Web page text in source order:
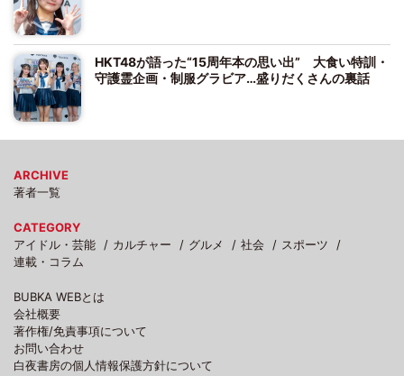
HKT48が語った“15周年本の思い出” 大食い特訓・
守護霊企画・制服グラビア…盛りだくさんの裏話
ARCHIVE
著者一覧
CATEGORY
アイドル・芸能
カルチャー グルメ 社会
スポーツ
連載・コラム
BUBKA WEBとは
会社概要
著作権/免責事項について
お問い合わせ
白夜書房の個人情報保護方針について